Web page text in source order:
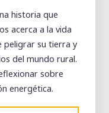
historia que
acerca a la vida
peligrar su tierra y
del mundo rural.
sobre
energética.